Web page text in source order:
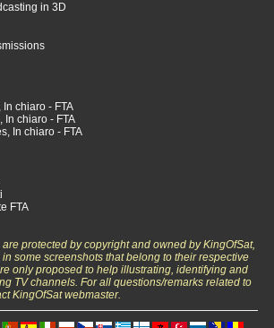
in 3D
chiaro - FTA
In chiaro - FTA
In chiaro - FTA
FTA
protected by copyright and owned by KingOfSat,
some screenshots that belong to their respective
only proposed to help illustrating, identifying and
TV channels. For all questions/remarks related to
KingOfSat webmaster.